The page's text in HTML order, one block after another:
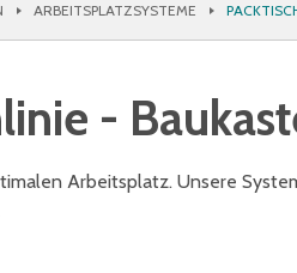
ARBEITSPLATZSYSTEME
-
Arbeitsplatz. Unsere